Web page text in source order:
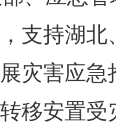
支持湖
展灾害应
移安置